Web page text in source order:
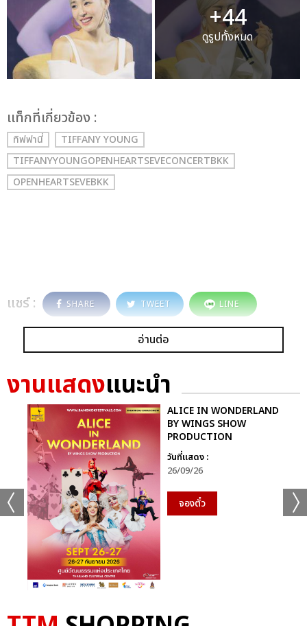
+44
ดูรูปทั้งหมด
เเท็กที่เกี่ยวข้อง :
ทิฟฟานี่
TIFFANY YOUNG
TIFFANYYOUNGOPENHEARTSEVECONCERTBKK
OPENHEARTSEVEBKK
แชร์ : SHARE TWEET LINE
อ่านต่อ
งานแสดงแนะนำ
ALICE IN WONDERLAND
BY WINGS SHOW
PRODUCTION
วันที่แสดง :
26/09/26
จองตั๋ว